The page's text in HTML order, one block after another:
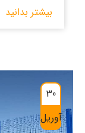
بیشتر بدانید
30
آوریل